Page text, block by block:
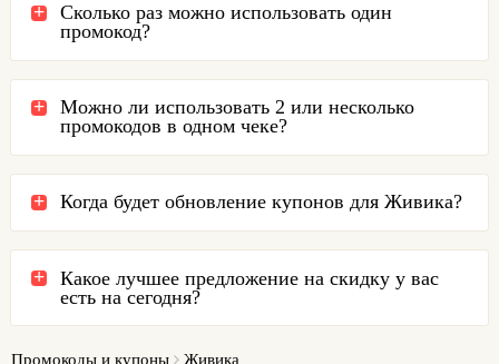
Сколько раз можно использовать один
промокод?
Можно ли использовать 2 или несколько
промокодов в одном чеке?
Когда будет обновление купонов для Живика?
Какое лучшее предложение на скидку у вас
есть на сегодня?
Промокоды и купоны Живика